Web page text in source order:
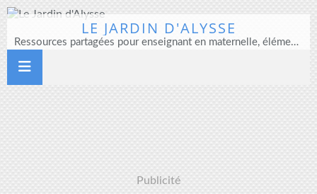
LE JARDIN D'ALYSSE
Ressources partagées pour enseignant en maternelle, élémentaire et direction d'école
Publicité